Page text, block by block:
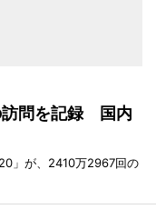
訪問を記録 国内
」が、2410万2967回の